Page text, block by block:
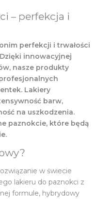
– perfekcja i
perfekcji i trwałości
innowacyjnej
nasze produkty
Lakiery
barw,
na uszkodzenia.
paznokcie, które będą
w świecie
lakieru do paznokci z
formule, hybrydowy